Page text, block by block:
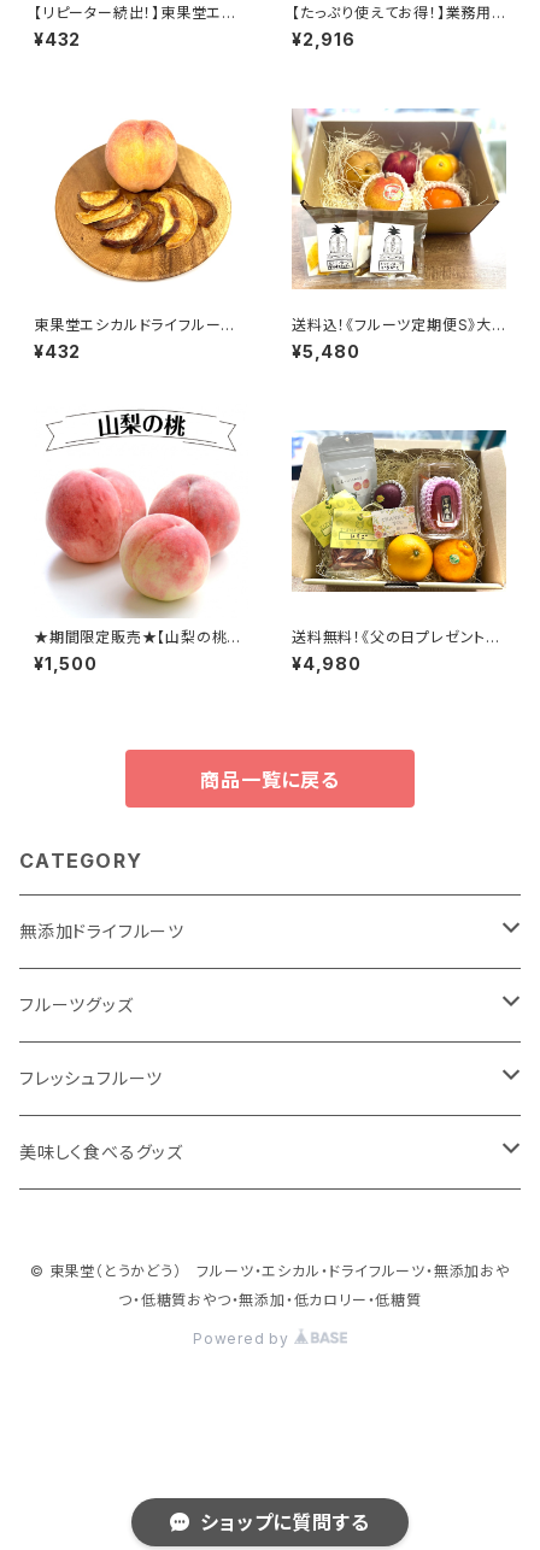
ショップに質問する
【リピーター続出！】東果堂エシ
カルドライフルーツ マンゴー
¥432
【たっぷり使えてお得！】業務用
国産冷凍いちご(紅ほっぺ) 1kg
¥2,916
東果堂エシカルドライフルー
ツ 桃
¥432
送料込！《フルーツ定期便S》大
人のご褒美セット【東果堂厳選！
旬のフルーツ詰め合わせ＆ドラ
¥5,480
★期間限定販売★【山梨の桃】
最上級のブランド桃をお届けし
ます！
¥1,500
送料無料！《父の日プレゼント》
フルーツギフトS【国産マンゴー
＆旬のフルーツ詰め合わせセッ
¥4,980
商品一覧に戻る
CATEGORY
無添加ドライフルーツ
ドライフルーツで #おきかえおやつ
定番人気のドライフルーツ
季節フルーツの新作ドライフルーツ
お酒のおつまみにオススメ
フルーツグッズ
飲むフルーツゼリー
無添加フルーツジャム
フレッシュフルーツ
フルーツ定期便
旬をお届け！オススメフルーツ
美味しく食べるグッズ
© 東果堂（とうかどう） フルーツ・エシカル・ドライフルーツ・無添加おや
つ・低糖質おやつ・無添加・低カロリー・低糖質
Powered by